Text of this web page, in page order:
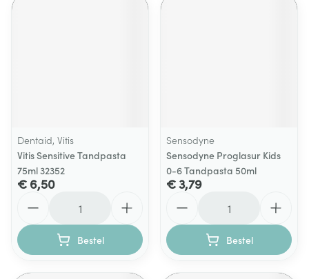
Dentaid, Vitis
Vitis Sensitive Tandpasta
75ml 32352
€ 6,50
Bestel
Sensodyne
Sensodyne Proglasur Kids
0-6 Tandpasta 50ml
€ 3,79
Bestel